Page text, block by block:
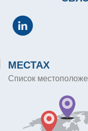
МЕСТАХ
Список